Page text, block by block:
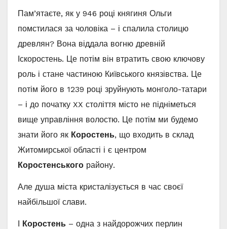
Пам’ятаєте, як у 946 році княгиня Ольги
помстилася за чоловіка – і спалила столицю
древлян? Вона віддала вогню древній
Іскоростень. Це потім він втратить свою ключову
роль і стане частиною Київського князівства. Це
потім його в 1239 році зруйнують монголо-татари
– і до початку XX століття місто не підніметься
вище управління волостю. Це потім ми будемо
знати його як Коростень, що входить в склад
Житомирської області і є центром
Коростенського району.
Але душа міста кристалізується в час своєї
найбільшої слави.
І Коростень – одна з найдорожчих перлин